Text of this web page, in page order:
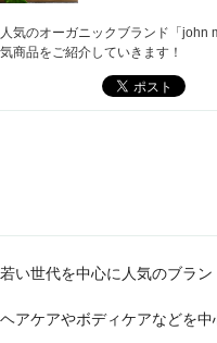
人気のオーガニックブランド「john
気商品をご紹介していきます！
若い世代を中心に人気のブラ
ヘアケアやボディケアなどを